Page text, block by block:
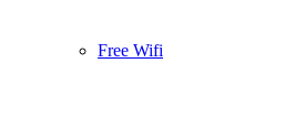
Free Wifi